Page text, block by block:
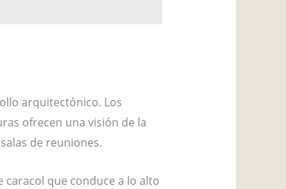
arquitectónico. Los
ofrecen una visión de la
de reuniones.
que conduce a lo alto